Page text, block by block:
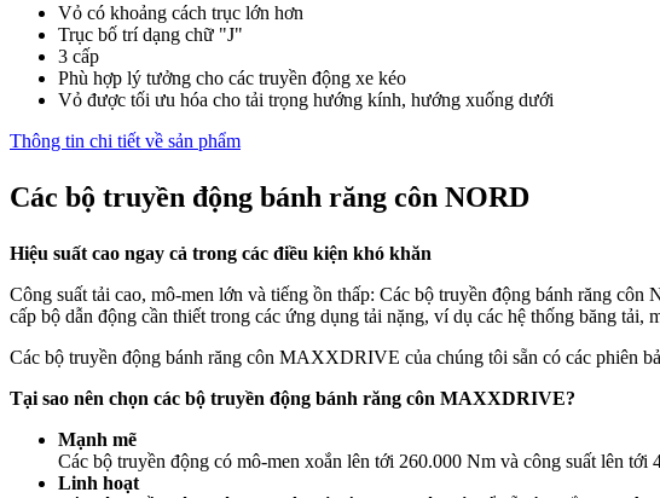
Vỏ có khoảng cách trục lớn hơn
Trục bố trí dạng chữ "J"
3 cấp
Phù hợp lý tưởng cho các truyền động xe kéo
Vỏ được tối ưu hóa cho tải trọng hướng kính, hướng xuống dưới
Thông tin chi tiết về sản phẩm
Các bộ truyền động bánh răng côn NORD
Hiệu suất cao ngay cả trong các điều kiện khó khăn
Công suất tải cao, mô-men lớn và tiếng ồn thấp: Các bộ truyền động bánh răng
cấp bộ dẫn động cần thiết trong các ứng dụng tải nặng, ví dụ các hệ thống băng
Các bộ truyền động bánh răng côn MAXXDRIVE của chúng tôi sẵn có các phiên
Tại sao nên chọn các bộ truyền động bánh răng côn MAXXDRIVE?
Mạnh mẽ
Các bộ truyền động có mô-men xoắn lên tới 260.000 Nm và công suất lên tới
Linh hoạt